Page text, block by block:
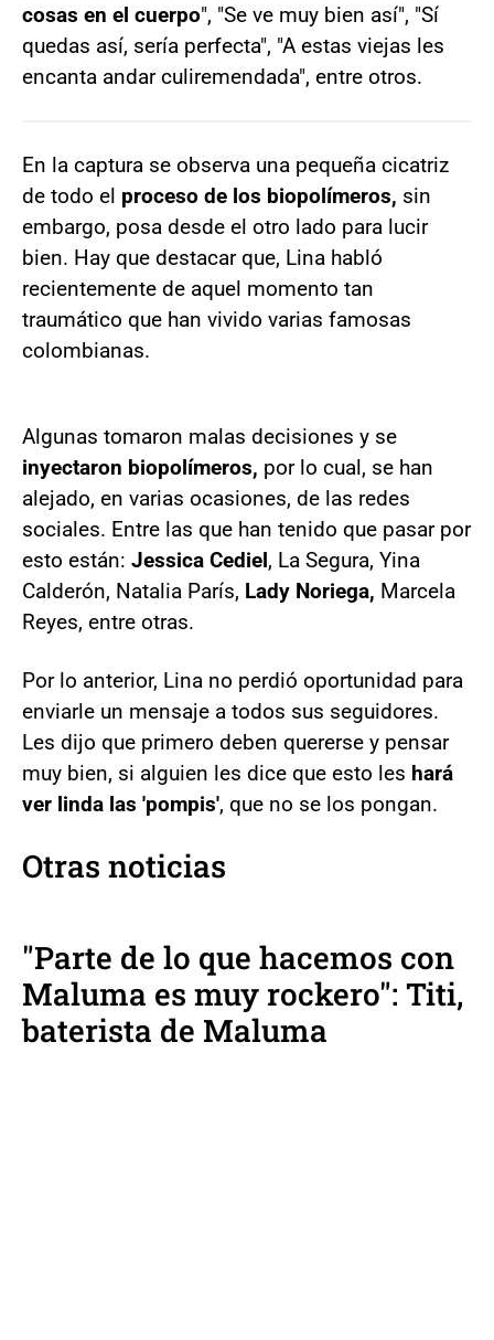
cosas en el cuerpo", "Se ve muy bien así", "Sí
quedas así, sería perfecta", "A estas viejas les
encanta andar culiremendada", entre otros.
En la captura se observa una pequeña cicatriz
de todo el proceso de los biopolímeros, sin
embargo, posa desde el otro lado para lucir
bien. Hay que destacar que, Lina habló
recientemente de aquel momento tan
traumático que han vivido varias famosas
colombianas.
Algunas tomaron malas decisiones y se
inyectaron biopolímeros, por lo cual, se han
alejado, en varias ocasiones, de las redes
sociales. Entre las que han tenido que pasar por
esto están: Jessica Cediel, La Segura, Yina
Calderón, Natalia París, Lady Noriega, Marcela
Reyes, entre otras.
Por lo anterior, Lina no perdió oportunidad para
enviarle un mensaje a todos sus seguidores.
Les dijo que primero deben quererse y pensar
muy bien, si alguien les dice que esto les hará
ver linda las 'pompis', que no se los pongan.
Otras noticias
"Parte de lo que hacemos con
Maluma es muy rockero": Titi,
baterista de Maluma